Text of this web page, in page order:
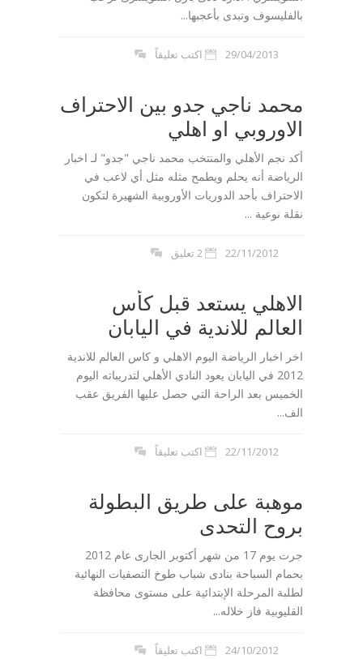
بالفليسوف وتبدى بأعجبها...
29/04/2013 اكتب تعليقاً
محمد ناجي جدو بين الاحتراف
الاوروبي او اهلي
أكد نجم الأهلي والمنتخب محمد ناجي "جدو" لـ اخبار
الرياضة أنه يحلم ويطمح مثله مثل أي لاعب في
الاحتراف بأحد الدوريات الأوروبية الشهيرة لتكون
نقلة نوعية ...
22/11/2012 2 تعليق
الاهلي يستعد قبل كأس
العالم للاندية في اليابان
اخر اخبار الرياضة اليوم الاهلي و كاس العالم للاندية
2012 في اليابان يعود النادي الأهلي لتدريباته اليوم
الخميس بعد الراحة التي حصل عليها الفريق عقب
الف...
22/11/2012 اكتب تعليقاً
موهبة على طريق البطولة
بروح التحدى
جرت يوم 17 من شهر أكتوبر الجارى عام 2012
بحمام السباحة بنادى شباب طوخ التصفيات النهائية
لطلبة المرحلة الإبتدائية على مستوى محافظة
القليوبية فاز خلاله...
24/10/2012 اكتب تعليقاً